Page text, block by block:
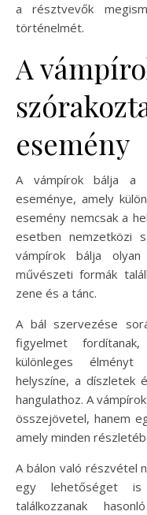
a résztvevők
történelmét.
A
esemény
A vámpírok bálja a
eseménye, amely
esemény nemcsak a
esetben nemzetközi
vámpírok bálja
művészeti formák
zene és a tánc.
A bál szervezése
figyelmet
különleges élményt
helyszíne, a díszletek
hangulathoz. A
összejövetel, hanem
amely minden
A bálon való részvétel
egy lehetőséget
találkozzanak